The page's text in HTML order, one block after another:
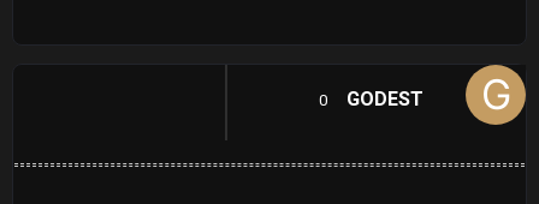
GODEST
0